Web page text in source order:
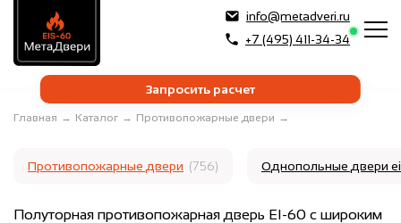
info@metadveri.ru
+7 (495) 411-34-34
Запросить расчет
Главная → Каталог → Противопожарные двери →
Противопожарные двери (756) Однопольные двери
Полуторная противопожарная дверь EI-60 с широким